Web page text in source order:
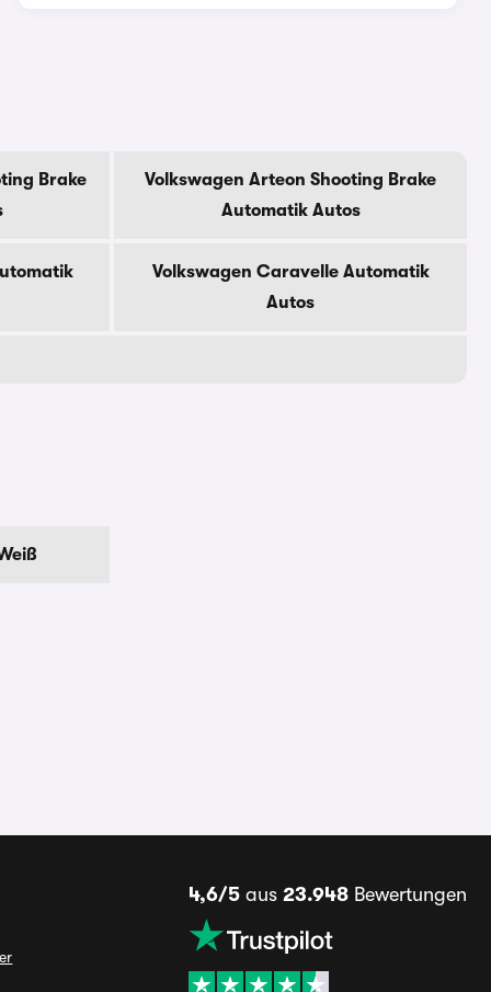
Brake
Volkswagen Arteon Shooting Brake
Automatik Autos
Volkswagen Caravelle Automatik
Autos
4,6/5aus 23.948Bewertungen